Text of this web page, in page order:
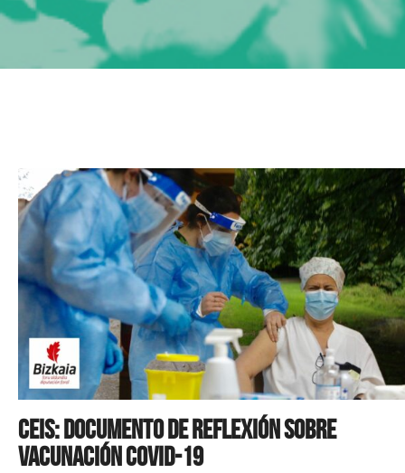
CEIS: Documento de reflexión sobre
vacunación Covid-19